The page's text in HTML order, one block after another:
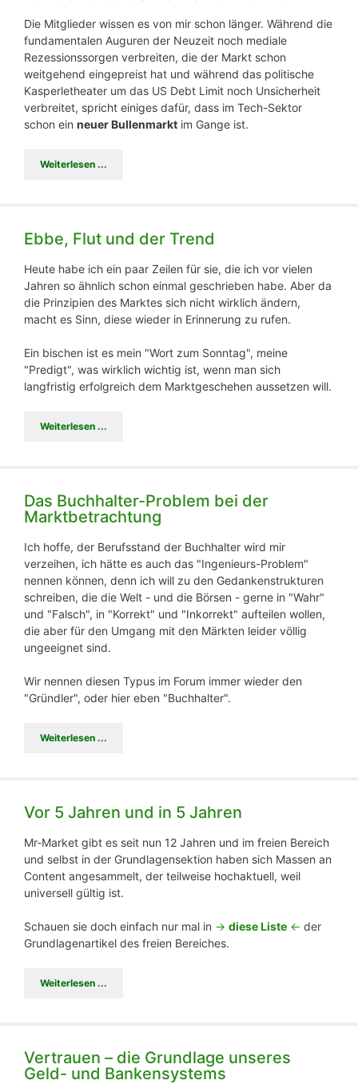
Die Mitglieder wissen es von mir schon länger. Während die
fundamentalen Auguren der Neuzeit noch mediale
Rezessionssorgen verbreiten, die der Markt schon
weitgehend eingepreist hat und während das politische
Kasperletheater um das US Debt Limit noch Unsicherheit
verbreitet, spricht einiges dafür, dass im Tech-Sektor
schon ein neuer Bullenmarkt im Gange ist.
Weiterlesen ...
Ebbe, Flut und der Trend
Heute habe ich ein paar Zeilen für sie, die ich vor vielen
Jahren so ähnlich schon einmal geschrieben habe. Aber da
die Prinzipien des Marktes sich nicht wirklich ändern,
macht es Sinn, diese wieder in Erinnerung zu rufen.
Ein bischen ist es mein "Wort zum Sonntag", meine
"Predigt", was wirklich wichtig ist, wenn man sich
langfristig erfolgreich dem Marktgeschehen aussetzen will.
Weiterlesen ...
Das Buchhalter-Problem bei der
Marktbetrachtung
Ich hoffe, der Berufsstand der Buchhalter wird mir
verzeihen, ich hätte es auch das "Ingenieurs-Problem"
nennen können, denn ich will zu den Gedankenstrukturen
schreiben, die die Welt - und die Börsen - gerne in "Wahr"
und "Falsch", in "Korrekt" und "Inkorrekt" aufteilen wollen,
die aber für den Umgang mit den Märkten leider völlig
ungeeignet sind.
Wir nennen diesen Typus im Forum immer wieder den
"Gründler", oder hier eben "Buchhalter".
Weiterlesen ...
Vor 5 Jahren und in 5 Jahren
Mr-Market gibt es seit nun 12 Jahren und im freien Bereich
und selbst in der Grundlagensektion haben sich Massen an
Content angesammelt, der teilweise hochaktuell, weil
universell gültig ist.
Schauen sie doch einfach nur mal in -> diese Liste <- der
Grundlagenartikel des freien Bereiches.
Weiterlesen ...
Vertrauen – die Grundlage unseres
Geld- und Bankensystems